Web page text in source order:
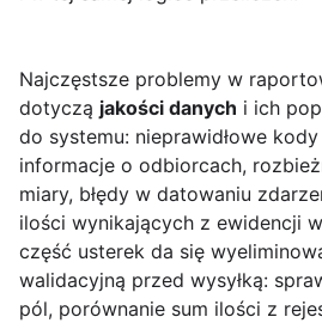
Najczęstsze problemy w
dotyczą jakości danych i ich
do systemu: nieprawidłowe
informacje o odbiorcach,
miary, błędy w datowaniu
ilości wynikających z ewidencji
część usterek da się
walidacyjną przed wysyłką:
pól, porównanie sum ilości z